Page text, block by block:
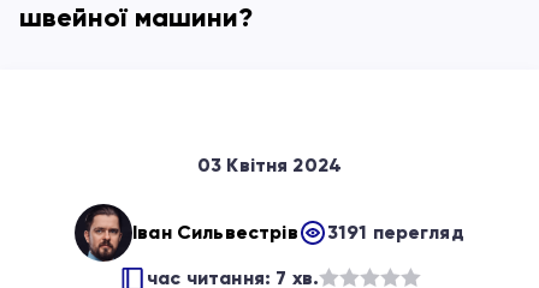
швейної машини?
03 Квітня 2024
Іван Сильвестрів
3191 перегляд
час читання: 7 хв.